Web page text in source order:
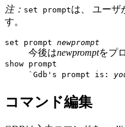
注： set promptは、 ユーザ
す。
set prompt newprompt
今後はnewpromptをプ
show prompt
`Gdb's prompt is:
コマンド編集